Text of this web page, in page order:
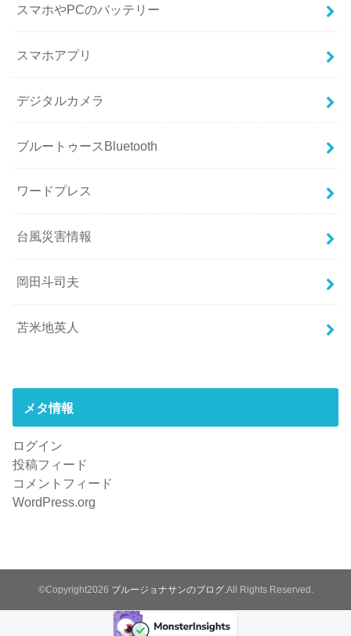
スマホやPCのバッテリー
スマホアプリ
デジタルカメラ
ブルートゥースBluetooth
ワードプレス
台風災害情報
岡田斗司夫
苫米地英人
メタ情報
ログイン
投稿フィード
コメントフィード
WordPress.org
©Copyright2026 ブルージョナサンのブログ.All Rights Reserved.